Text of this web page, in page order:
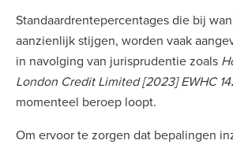
Standaardrentepercentages die bij
aanzienlijk stijgen, worden vaak
in navolging van jurisprudentie zoals
London Credit Limited [2023] EWHC
momenteel beroep loopt.
Om ervoor te zorgen dat bepalingen